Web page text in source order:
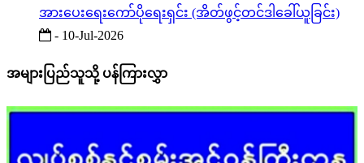
အားပေးရေးကော်ပိုရေးရှင်း (အိတ်ဖွင့်တင်ဒါခေါ်ယူခြင်း)
- 10-Jul-2026
အများပြည်သူသို့ ပန်ကြားလွှာ